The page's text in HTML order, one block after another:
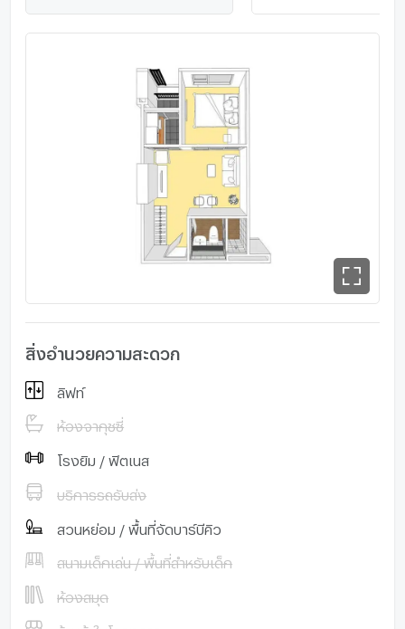
ชุมทางสยามมาร์เก็ต : 350 ม.
Wongsawang Town Center (Big C) : 1.3 กม.
Lotus ประชาชื่น : 2 กม.
รร.โยธินบูรณะ : 2.1 กม.
รพ.เกษมราษฎร์ประชาชื่น : 2.4 กม.
Gateway บางซื่อ : 2.4 กม.
รพ.บางโพ : 2.6 กม.
ม.ราชมงคลพระนครเหนือฯ (RMUTP) : 4 กม.
ตลาดนัดสวนจตุจักร : 4.6 กม.
รร.สตรีนนทบุรี : 4.9 กม.
The Avenue รัชโยธิน : 5.5 กม.
สิ่งอำนวยความสะดวก
ลิฟท์
ห้องจากุชซี่
โรงยิม / ฟิตเนส
บริการรถรับส่ง
สวนหย่อม / พื้นที่จัดบาร์บีคิว
สนามเด็กเล่น / พื้นที่สำหรับเด็ก
ห้องสมุด